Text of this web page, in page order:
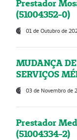
Prestador
(51004352-0)
01 de Outubro de
MUDANÇA
SERVIÇOS
03 de Novembro de
Prestador
(51004334-2)